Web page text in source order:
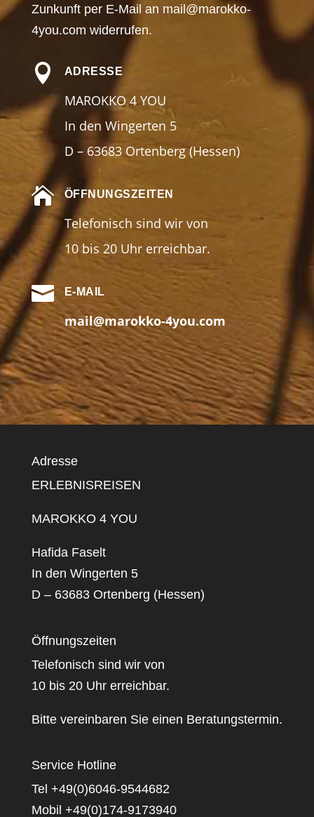
Zunkunft per E-Mail an mail@marokko-
4you.com widerrufen.
 ADRESSE
MAROKKO 4 YOU
In den Wingerten 5
D – 63683 Ortenberg (Hessen)
 ÖFFNUNGSZEITEN
Telefonisch sind wir von
10 bis 20 Uhr erreichbar.
 E-MAIL
mail@marokko-4you.com
Adresse
ERLEBNISREISEN
MAROKKO 4 YOU
Hafida Faselt
In den Wingerten 5
D – 63683 Ortenberg (Hessen)
Öffnungszeiten
Telefonisch sind wir von
10 bis 20 Uhr erreichbar.
Bitte vereinbaren Sie einen Beratungstermin.
Service Hotline
Tel +49(0)6046-9544682
Mobil +49(0)174-9173940